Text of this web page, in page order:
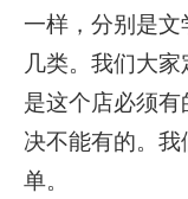
一样，分别是
几类。我们大
是这个店必须
决不能有的。
单。